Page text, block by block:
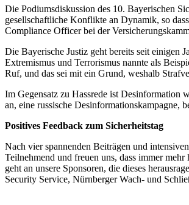
Die Podiumsdiskussion des 10. Bayerischen
gesellschaftliche Konflikte an Dynamik, so
Compliance Officer bei der
Die Bayerische Justiz geht bereits seit einigen
Extremismus und Terrorismus nannte als
Ruf, und das sei mit ein Grund, weshalb
Im Gegensatz zu Hassrede ist Desinformation
an, eine russische Desinformationskampagne,
Positives Feedback zum Sicherheitstag
Nach vier spannenden Beiträgen und
Teilnehmend und freuen uns, dass immer
geht an unsere Sponsoren, die dieses
Security Service, Nürnberger Wach- und